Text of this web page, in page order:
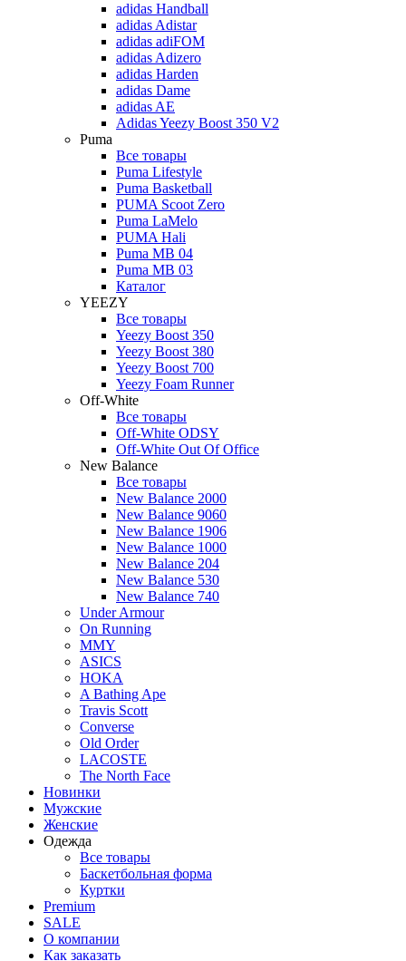
adidas Handball
adidas Adistar
adidas adiFOM
adidas Adizero
adidas Harden
adidas Dame
adidas AE
Adidas Yeezy Boost 350 V2
Puma
Все товары
Puma Lifestyle
Puma Basketball
PUMA Scoot Zero
Puma LaMelo
PUMA Hali
Puma MB 04
Puma MB 03
Каталог
YEEZY
Все товары
Yeezy Boost 350
Yeezy Boost 380
Yeezy Boost 700
Yeezy Foam Runner
Off-White
Все товары
Off-White ODSY
Off-White Out Of Office
New Balance
Все товары
New Balance 2000
New Balance 9060
New Balance 1906
New Balance 1000
New Balance 204
New Balance 530
New Balance 740
Under Armour
On Running
MMY
ASICS
HOKA
A Bathing Ape
Travis Scott
Converse
Old Order
LACOSTE
The North Face
Новинки
Мужские
Женские
Одежда
Все товары
Баскетбольная форма
Куртки
Premium
SALE
О компании
Как заказать